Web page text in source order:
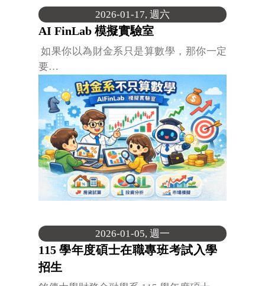
2026-01-17, 週六
AI FinLab 模擬實驗室
如果你以為財金系只是算數學，那你一定
要…
2026-01-05, 週一
115 學年度碩士在職專班考試入學
招生